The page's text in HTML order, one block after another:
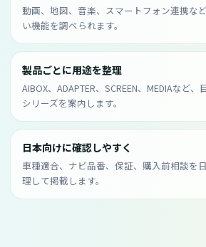
動画、地図、音楽、スマートフォン連携な
い機能を調べられます。
製品ごとに用途を整理
AIBOX、ADAPTER、SCREEN、MEDIAなど
シリーズを案内します。
日本向けに確認しやすく
車種適合、ナビ品番、保証、購入前相談を
理して掲載します。